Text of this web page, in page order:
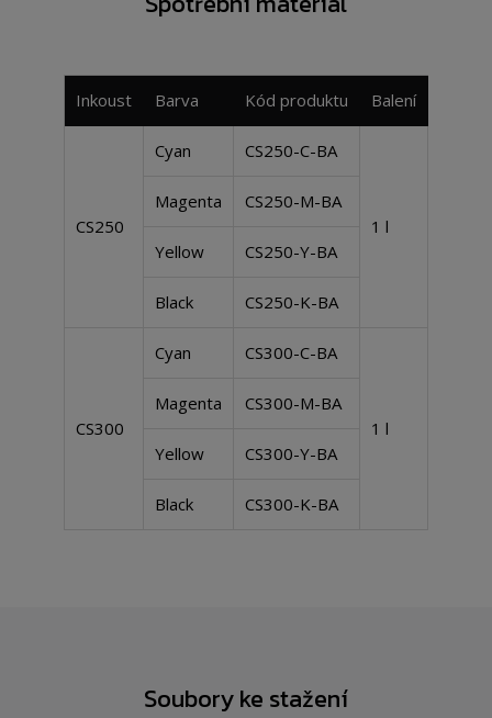
Inkoust Barva Kód produktu Balení
CS250
Cyan CS250-C-BA
1 l
Magenta CS250-M-BA
Yellow CS250-Y-BA
Black CS250-K-BA
CS300
Cyan CS300-C-BA
1 l
Magenta CS300-M-BA
Yellow CS300-Y-BA
Black CS300-K-BA
Soubory ke stažení